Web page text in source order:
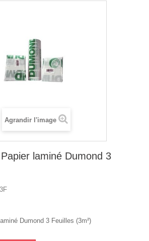
Agrandir l'image
laminé Dumond 3
Dumond 3 Feuilles (3m²)